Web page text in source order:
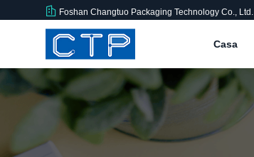
Foshan Changtuo Packaging Technology Co., Ltd.
Casa